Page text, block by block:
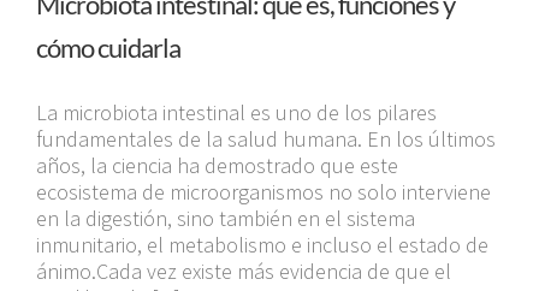
cómo cuidarla
La microbiota intestinal es uno de los pilares
fundamentales de la salud humana. En los últimos
años, la ciencia ha demostrado que este
ecosistema de microorganismos no solo interviene
en la digestión, sino también en el sistema
inmunitario, el metabolismo e incluso el estado de
ánimo.Cada vez existe más evidencia de que el